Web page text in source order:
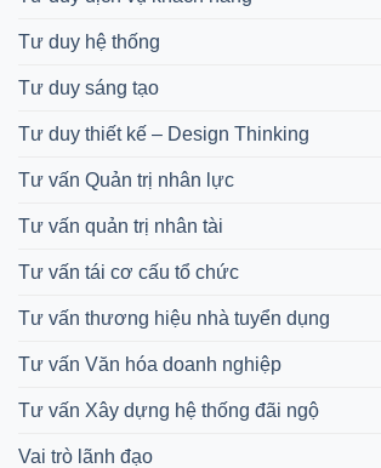
Tư duy hệ thống
Tư duy sáng tạo
Tư duy thiết kế – Design Thinking
Tư vấn Quản trị nhân lực
Tư vấn quản trị nhân tài
Tư vấn tái cơ cấu tổ chức
Tư vấn thương hiệu nhà tuyển dụng
Tư vấn Văn hóa doanh nghiệp
Tư vấn Xây dựng hệ thống đãi ngộ
Vai trò lãnh đạo